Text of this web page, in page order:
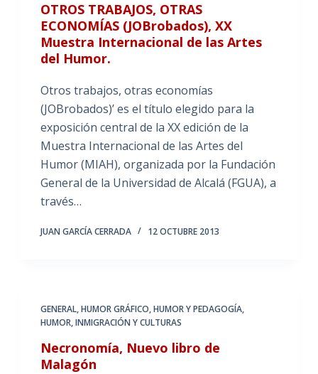
OTROS TRABAJOS, OTRAS
ECONOMÍAS (JOBrobados), XX
Muestra Internacional de las Artes
del Humor.
Otros trabajos, otras economías
(JOBrobados)’ es el título elegido para la
exposición central de la XX edición de la
Muestra Internacional de las Artes del
Humor (MIAH), organizada por la Fundación
General de la Universidad de Alcalá (FGUA), a
través…
JUAN GARCÍA CERRADA 12 OCTUBRE 2013
GENERAL,HUMOR GRÁFICO,HUMOR Y PEDAGOGÍA,
HUMOR, INMIGRACIÓN Y CULTURAS
Necronomía, Nuevo libro de
Malagón